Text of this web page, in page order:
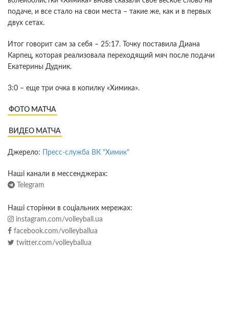
подаче, и все стало на свои места – такие же, как и в первых
двух сетах.
Итог говорит сам за себя – 25:17. Точку поставила Диана
Карпец, которая реализовала переходящий мяч после подачи
Екатерины Дудник.
3:0 – еще три очка в копилку «Химика».
ФОТО МАТЧА
ВИДЕО МАТЧА
Джерело: Пресс-служба ВК "Химик"
Наші канали в мессенджерах:
Telegram
Наші сторінки в соціальних мережах:
instagram.com/volleyball.ua
facebook.com/volleyballua
twitter.com/volleyballua